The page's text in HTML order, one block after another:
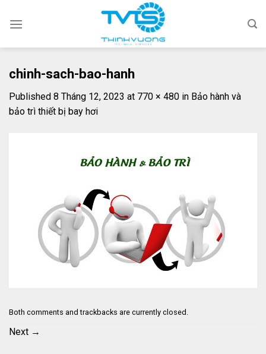
chinh-sach-bao-hanh
Published 8 Tháng 12, 2023 at 770 × 480 in Bảo hành và
bảo trì thiết bị bay hơi
Both comments and trackbacks are currently closed.
Next →